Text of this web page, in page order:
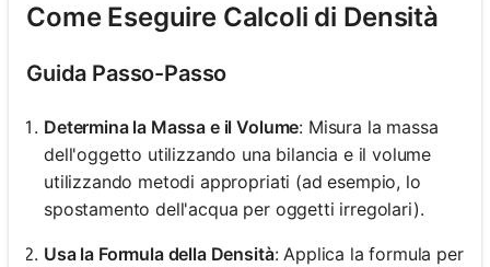
Come Eseguire Calcoli di Densità
Guida Passo-Passo
Determina la Massa e il Volume: Misura la massa
dell'oggetto utilizzando una bilancia e il volume
utilizzando metodi appropriati (ad esempio, lo
spostamento dell'acqua per oggetti irregolari).
Usa la Formula della Densità: Applica la formula per